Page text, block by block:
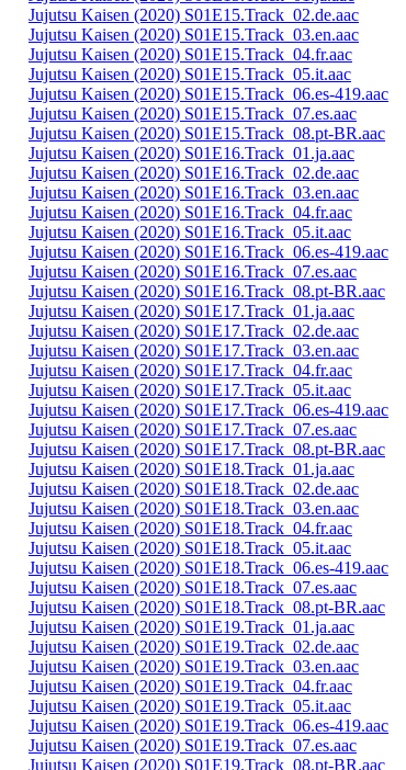
Jujutsu Kaisen (2020) S01E15.Track_02.de.aac
Jujutsu Kaisen (2020) S01E15.Track_03.en.aac
Jujutsu Kaisen (2020) S01E15.Track_04.fr.aac
Jujutsu Kaisen (2020) S01E15.Track_05.it.aac
Jujutsu Kaisen (2020) S01E15.Track_06.es-419.aac
Jujutsu Kaisen (2020) S01E15.Track_07.es.aac
Jujutsu Kaisen (2020) S01E15.Track_08.pt-BR.aac
Jujutsu Kaisen (2020) S01E16.Track_01.ja.aac
Jujutsu Kaisen (2020) S01E16.Track_02.de.aac
Jujutsu Kaisen (2020) S01E16.Track_03.en.aac
Jujutsu Kaisen (2020) S01E16.Track_04.fr.aac
Jujutsu Kaisen (2020) S01E16.Track_05.it.aac
Jujutsu Kaisen (2020) S01E16.Track_06.es-419.aac
Jujutsu Kaisen (2020) S01E16.Track_07.es.aac
Jujutsu Kaisen (2020) S01E16.Track_08.pt-BR.aac
Jujutsu Kaisen (2020) S01E17.Track_01.ja.aac
Jujutsu Kaisen (2020) S01E17.Track_02.de.aac
Jujutsu Kaisen (2020) S01E17.Track_03.en.aac
Jujutsu Kaisen (2020) S01E17.Track_04.fr.aac
Jujutsu Kaisen (2020) S01E17.Track_05.it.aac
Jujutsu Kaisen (2020) S01E17.Track_06.es-419.aac
Jujutsu Kaisen (2020) S01E17.Track_07.es.aac
Jujutsu Kaisen (2020) S01E17.Track_08.pt-BR.aac
Jujutsu Kaisen (2020) S01E18.Track_01.ja.aac
Jujutsu Kaisen (2020) S01E18.Track_02.de.aac
Jujutsu Kaisen (2020) S01E18.Track_03.en.aac
Jujutsu Kaisen (2020) S01E18.Track_04.fr.aac
Jujutsu Kaisen (2020) S01E18.Track_05.it.aac
Jujutsu Kaisen (2020) S01E18.Track_06.es-419.aac
Jujutsu Kaisen (2020) S01E18.Track_07.es.aac
Jujutsu Kaisen (2020) S01E18.Track_08.pt-BR.aac
Jujutsu Kaisen (2020) S01E19.Track_01.ja.aac
Jujutsu Kaisen (2020) S01E19.Track_02.de.aac
Jujutsu Kaisen (2020) S01E19.Track_03.en.aac
Jujutsu Kaisen (2020) S01E19.Track_04.fr.aac
Jujutsu Kaisen (2020) S01E19.Track_05.it.aac
Jujutsu Kaisen (2020) S01E19.Track_06.es-419.aac
Jujutsu Kaisen (2020) S01E19.Track_07.es.aac
Jujutsu Kaisen (2020) S01E19.Track_08.pt-BR.aac